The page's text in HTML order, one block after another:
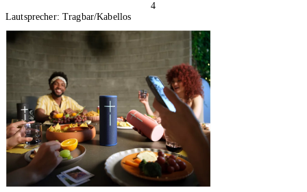
4
Lautsprecher: Tragbar/Kabellos